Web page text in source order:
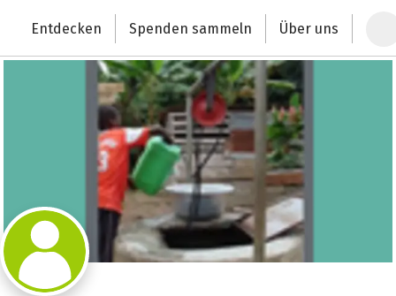
Deutschlands größte Spendenplattform
Entdecken Spenden sammeln Über uns